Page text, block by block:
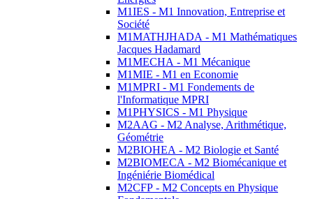
M1IES - M1 Innovation, Entreprise et
Société
M1MATHJHADA - M1 Mathématiques
Jacques Hadamard
M1MECHA - M1 Mécanique
M1MIE - M1 en Economie
M1MPRI - M1 Fondements de
l'Informatique MPRI
M1PHYSICS - M1 Physique
M2AAG - M2 Analyse, Arithmétique,
Géométrie
M2BIOHEA - M2 Biologie et Santé
M2BIOMECA - M2 Biomécanique et
Ingéniérie Biomédical
M2CFP - M2 Concepts en Physique